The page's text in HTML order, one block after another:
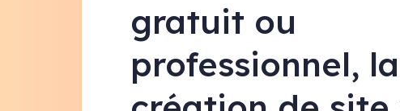
gratuit ou
professionnel, la